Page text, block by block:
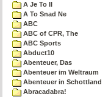
A Je To II
A To Snad Ne
ABC
ABC of CPR, The
ABC Sports
Abduct10
Abenteuer, Das
Abenteuer im Weltraum
Abenteuer in Schottland
Abracadabra!